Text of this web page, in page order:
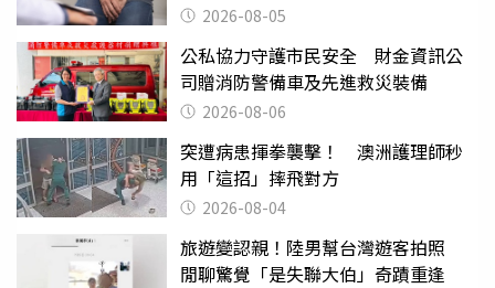
2026-08-05
公私協力守護市民安全 財金資訊公
司贈消防警備車及先進救災裝備
2026-08-06
突遭病患揮拳襲擊！ 澳洲護理師秒
用「這招」摔飛對方
2026-08-04
旅遊變認親！陸男幫台灣遊客拍照
閒聊驚覺「是失聯大伯」奇蹟重逢